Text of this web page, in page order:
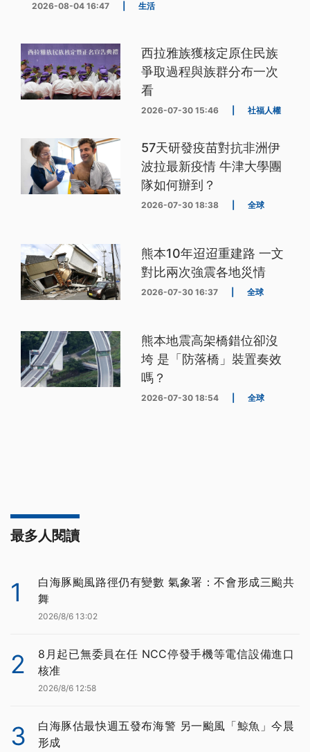
2026-08-04 16:47 生活
西拉雅族獲核定原住民族
爭取過程與族群分布一次
看
2026-07-30 15:46 社福人權
57天研發疫苗對抗非洲伊
波拉最新疫情 牛津大學團
隊如何辦到？
2026-07-30 18:38 全球
熊本10年迢迢重建路 一文
對比兩次強震各地災情
2026-07-30 16:37 全球
熊本地震高架橋錯位卻沒
垮 是「防落橋」裝置奏效
嗎？
2026-07-30 18:54 全球
最多人閱讀
1
白海豚颱風路徑仍有變數 氣象署：不會形成三颱共
舞
2026/8/6 13:02
2
8月起已無委員在任 NCC停發手機等電信設備進口
核准
2026/8/6 12:58
3
白海豚估最快週五發布海警 另一颱風「鯨魚」今晨
形成